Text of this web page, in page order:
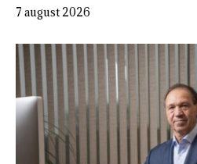
7 august 2026